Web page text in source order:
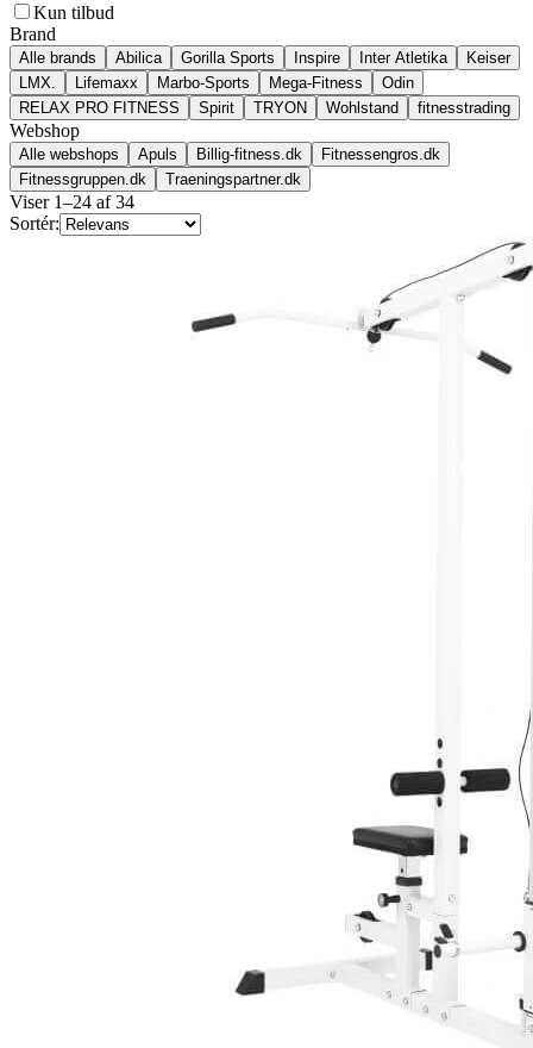
Kun tilbud
Brand
Alle brands Abilica Gorilla Sports Inspire Inter Atletika
Keiser
LMX.
Lifemaxx Marbo-Sports Mega-Fitness
Odin
RELAX PRO FITNESS
Spirit TRYON Wohlstand fitnesstrading
Webshop
Alle webshops Apuls Billig-fitness.dk
Fitnessengros.dk
Fitnessgruppen.dk
Traeningspartner.dk
Viser 1–24 af34
Sortér: